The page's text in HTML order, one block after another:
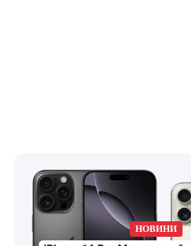
НОВИНИ